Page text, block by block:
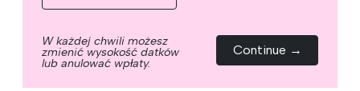
W każdej chwili możesz
zmienić wysokość datków
lub anulować wpłaty.
Continue →